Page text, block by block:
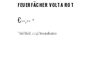
FEUERFÄCHER VOLTA ROT
€--,-- *
* Inkl. MwSt. zzgl. Versandkosten